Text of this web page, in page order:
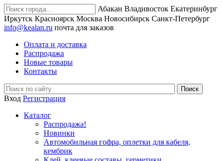
Абакан Владивосток Екатеринбург
Иркутск Красноярск Москва Новосибирск Санкт-Петербург
info@kealan.ru почта для заказов
Оплата и доставка
Распродажа
Новые товары
Контакты
Вход Регистрация
Каталог
Распродажа!
Новинки
Автомобильная гофра, оплетки для кабеля,
кембрик